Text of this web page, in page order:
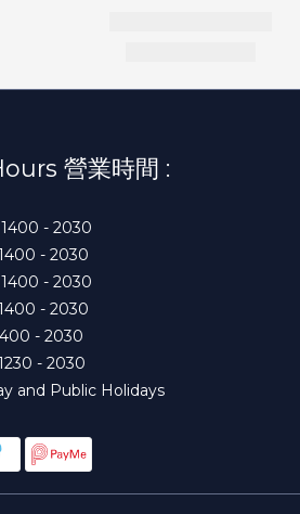
營業時間 :
- 2030
- 2030
- 2030
- 2030
- 2030
- 2030
and Public Holidays